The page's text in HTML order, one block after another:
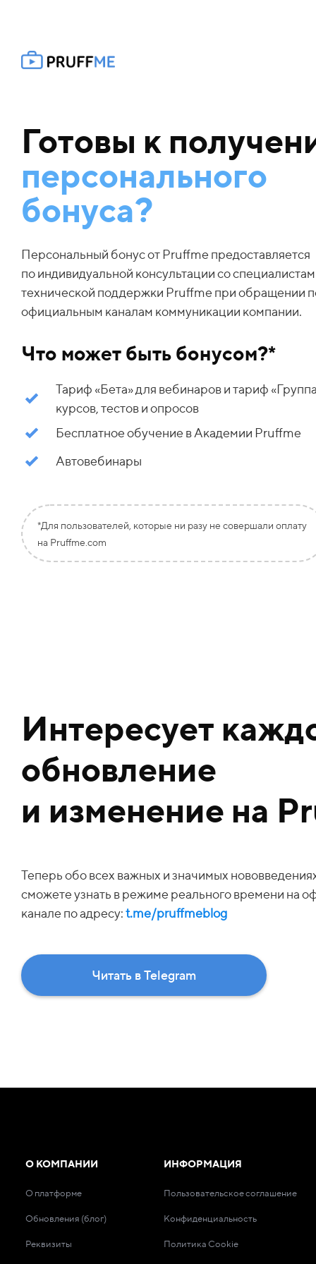
Готовы к
персонального
бонуса?
Персональный бонус от Pruffme предоставляется
по индивидуальной консультации со
технической поддержки Pruffme при обращении
официальным каналам коммуникации компании.
Что может быть бонусом?*
Тариф «Бета» для вебинаров и тариф «
курсов, тестов и опросов
Бесплатное обучение в Академии Pruffme
Автовебинары
*Для пользователей, которые ни разу не совершали оплату
на Pruffme.com
Интересует
обновление
и изменение на
Теперь обо всех важных и значимых
сможете узнать в режиме реального времени на
канале по адресу:t.me/pruffmeblog
Читать в Telegram
О КОМПАНИИ
О платформе
Обновления (блог)
Реквизиты
ИНФОРМАЦИЯ
Пользовательское соглашение
Конфиденциальность
Политика Cookie